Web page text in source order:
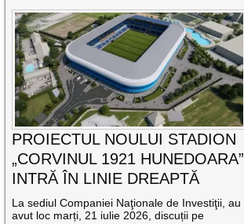
PROIECTUL NOULUI STADION
„CORVINUL 1921 HUNEDOARA”
INTRĂ ÎN LINIE DREAPTĂ
La sediul Companiei Naţionale de Investiţii, au
avut loc marți, 21 iulie 2026, discuții pe